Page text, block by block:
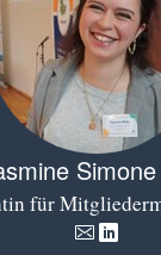
für